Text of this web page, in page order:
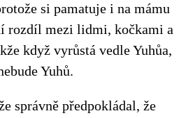
si pamatuje i na mámu
rozdíl mezi lidmi, kočkami a
když vyrůstá vedle Yuhůa,
Yuhů.
správně předpokládal, že